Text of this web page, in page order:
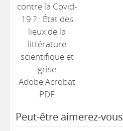
contre la Covid-
19 ? : État des
lieux de la
littérature
scientifique et
grise
Adobe Acrobat
PDF
Peut-être aimerez-vous